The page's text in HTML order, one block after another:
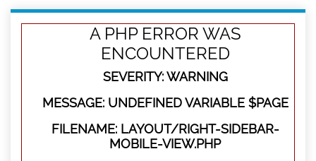
A PHP ERROR WAS
ENCOUNTERED
SEVERITY: WARNING
MESSAGE: UNDEFINED VARIABLE $PAGE
FILENAME: LAYOUT/RIGHT-SIDEBAR-
MOBILE-VIEW.PHP